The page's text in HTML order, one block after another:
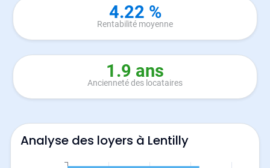
4.22 %
Rentabilité moyenne
1.9 ans
Ancienneté des locataires
Analyse des loyers à Lentilly